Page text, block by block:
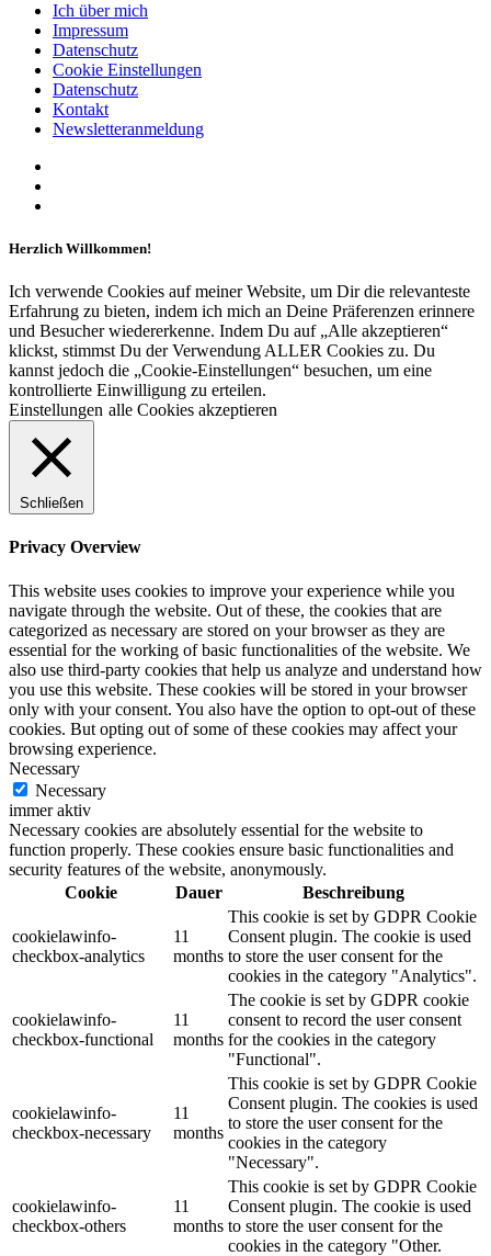
Ich über mich
Impressum
Datenschutz
Cookie Einstellungen
Datenschutz
Kontakt
Newsletteranmeldung
Herzlich Willkommen!
Ich verwende Cookies auf meiner Website, um Dir die relevanteste
Erfahrung zu bieten, indem ich mich an Deine Präferenzen erinnere
und Besucher wiedererkenne. Indem Du auf „Alle akzeptieren“
klickst, stimmst Du der Verwendung ALLER Cookies zu. Du
kannst jedoch die „Cookie-Einstellungen“ besuchen, um eine
kontrollierte Einwilligung zu erteilen.
Einstellungen alle Cookies akzeptieren
Schließen
Privacy Overview
This website uses cookies to improve your experience while you
navigate through the website. Out of these, the cookies that are
categorized as necessary are stored on your browser as they are
essential for the working of basic functionalities of the website. We
also use third-party cookies that help us analyze and understand how
you use this website. These cookies will be stored in your browser
only with your consent. You also have the option to opt-out of these
cookies. But opting out of some of these cookies may affect your
browsing experience.
Necessary
Necessary
immer aktiv
Necessary cookies are absolutely essential for the website to
function properly. These cookies ensure basic functionalities and
security features of the website, anonymously.
Cookie
Dauer Beschreibung
cookielawinfo-
checkbox-analytics
11
months
This cookie is set by GDPR Cookie
Consent plugin. The cookie is used
to store the user consent for the
cookies in the category "Analytics".
cookielawinfo-
checkbox-functional
11
months
The cookie is set by GDPR cookie
consent to record the user consent
for the cookies in the category
"Functional".
cookielawinfo-
checkbox-necessary
11
months
This cookie is set by GDPR Cookie
Consent plugin. The cookies is used
to store the user consent for the
cookies in the category
"Necessary".
cookielawinfo-
checkbox-others
11
months
This cookie is set by GDPR Cookie
Consent plugin. The cookie is used
to store the user consent for the
cookies in the category "Other.